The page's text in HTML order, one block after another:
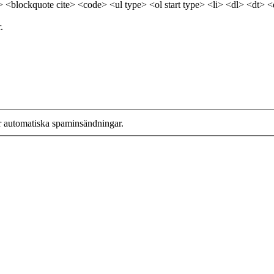
cite> <code> <ul type> <ol start type> <li> <dl> <dt>
spaminsändningar.